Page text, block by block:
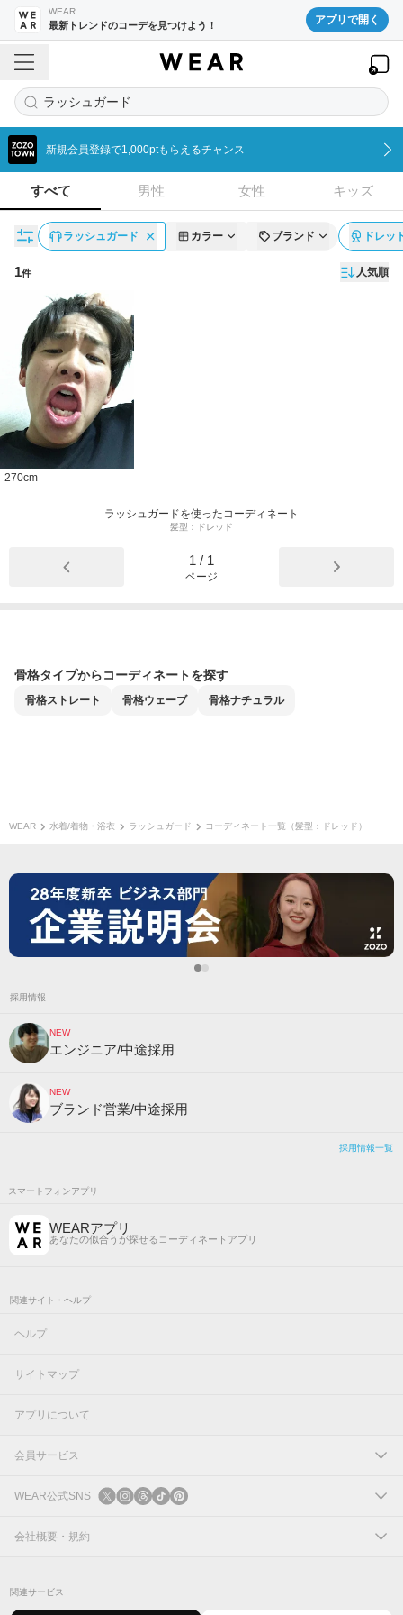
WEAR
最新トレンドのコーデを見つけよう！ アプリで開く
ラッシュガード
新規会員登録で1,000ptもらえるチャンス
すべて 男性 女性 キッズ
ラッシュガード カラー ブランド ドレッ
1件 人気順
コーディネート一覧
270cm
ラッシュガードを使ったコーディネート
髪型：ドレッド
1 / 1
ページ
骨格タイプからコーディネートを探す
骨格ストレート 骨格ウェーブ 骨格ナチュラル
WEAR 水着/着物・浴衣 ラッシュガード コーディネート一覧（髪型：ドレッド）
採用情報
NEW
エンジニア/中途採用
NEW
ブランド営業/中途採用
採用情報一覧
スマートフォンアプリ
WEARアプリ
あなたの似合うが探せるコーディネートアプリ
関連サイト・ヘルプ
ヘルプ
サイトマップ
アプリについて
会員サービス
ログイン
新規会員登録
WEAR公式SNS
X
会社概要・規約
関連サービス